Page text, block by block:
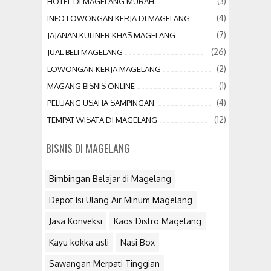
INFO LOWONGAN KERJA DI MAGELANG (4)
JAJANAN KULINER KHAS MAGELANG (7)
JUAL BELI MAGELANG (26)
LOWONGAN KERJA MAGELANG (2)
MAGANG BISNIS ONLINE (1)
PELUANG USAHA SAMPINGAN (4)
TEMPAT WISATA DI MAGELANG (12)
BISNIS DI MAGELANG
Bimbingan Belajar di Magelang
Depot Isi Ulang Air Minum Magelang
Jasa Konveksi Kaos Distro Magelang
Kayu kokka asli Nasi Box
Sawangan Merpati Tinggian